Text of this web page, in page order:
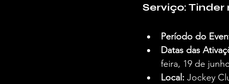
Serviço: Tinder
Período do
Datas das
feira, 19 de
Local: Jockey